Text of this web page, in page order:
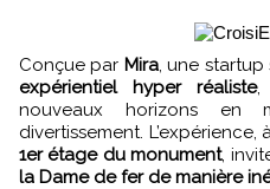
Conçue par Mira, une startup
expérientiel hyper réaliste,
nouveaux horizons en
divertissement.
1er étage du monument,
la Dame de fer de manière